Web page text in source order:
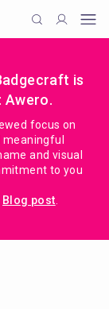
is
Awero.
focus on
and visual
to you
Blog post